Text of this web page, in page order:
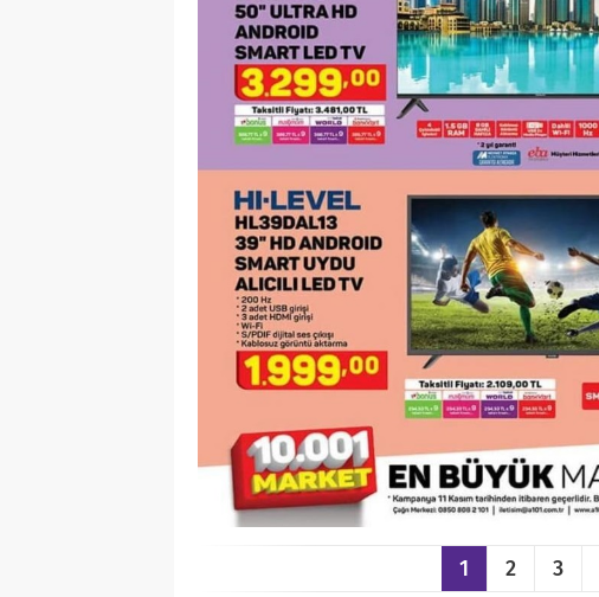
1 2 3